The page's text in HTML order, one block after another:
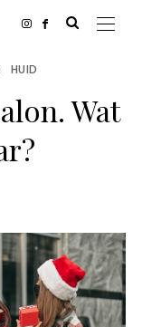
HUID
Wat